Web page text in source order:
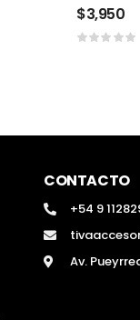
$3,950
CONTACTO
+54 9
Av.